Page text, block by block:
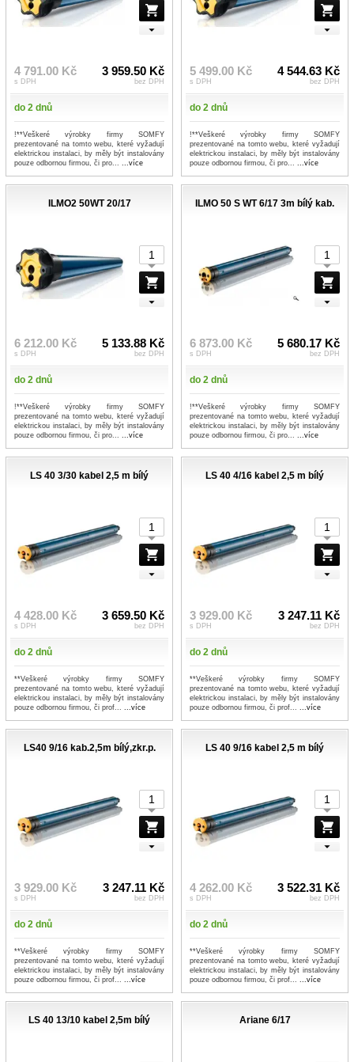
4 791.00 Kč
s DPH
3 959.50 Kč
bez DPH
do 2 dnů
!**Veškeré výrobky firmy SOMFY
prezentované na tomto webu, které vyžadují
elektrickou instalaci, by měly být instalovány
pouze odbornou firmou, či pro... ...více
5 499.00 Kč
s DPH
4 544.63 Kč
bez DPH
do 2 dnů
!**Veškeré výrobky firmy SOMFY
prezentované na tomto webu, které vyžadují
elektrickou instalaci, by měly být instalovány
pouze odbornou firmou, či pro... ...více
ILMO2 50WT 20/17
6 212.00 Kč
s DPH
5 133.88 Kč
bez DPH
do 2 dnů
!**Veškeré výrobky firmy SOMFY
prezentované na tomto webu, které vyžadují
elektrickou instalaci, by měly být instalovány
pouze odbornou firmou, či pro... ...více
ILMO 50 S WT 6/17 3m bílý kab.
6 873.00 Kč
s DPH
5 680.17 Kč
bez DPH
do 2 dnů
!**Veškeré výrobky firmy SOMFY
prezentované na tomto webu, které vyžadují
elektrickou instalaci, by měly být instalovány
pouze odbornou firmou, či pro... ...více
LS 40 3/30 kabel 2,5 m bílý
4 428.00 Kč
s DPH
3 659.50 Kč
bez DPH
do 2 dnů
**Veškeré výrobky firmy SOMFY
prezentované na tomto webu, které vyžadují
elektrickou instalaci, by měly být instalovány
pouze odbornou firmou, či prof... ...více
LS 40 4/16 kabel 2,5 m bílý
3 929.00 Kč
s DPH
3 247.11 Kč
bez DPH
do 2 dnů
**Veškeré výrobky firmy SOMFY
prezentované na tomto webu, které vyžadují
elektrickou instalaci, by měly být instalovány
pouze odbornou firmou, či prof... ...více
LS40 9/16 kab.2,5m bílý,zkr.p.
3 929.00 Kč
s DPH
3 247.11 Kč
bez DPH
do 2 dnů
**Veškeré výrobky firmy SOMFY
prezentované na tomto webu, které vyžadují
elektrickou instalaci, by měly být instalovány
pouze odbornou firmou, či prof... ...více
LS 40 9/16 kabel 2,5 m bílý
4 262.00 Kč
s DPH
3 522.31 Kč
bez DPH
do 2 dnů
**Veškeré výrobky firmy SOMFY
prezentované na tomto webu, které vyžadují
elektrickou instalaci, by měly být instalovány
pouze odbornou firmou, či prof... ...více
LS 40 13/10 kabel 2,5m bílý Ariane 6/17